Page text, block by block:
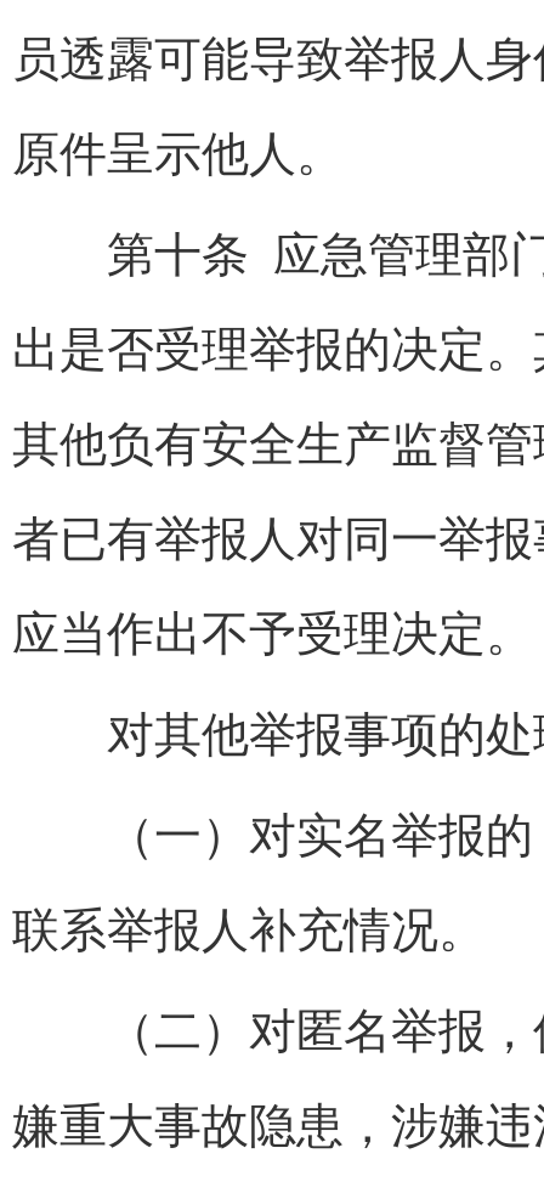
员透露可能导致举报人
原件呈示他人。
第十条 应急管理部门
出是否受理举报的决定
其他负有安全生产监督
者已有举报人对同一举
应当作出不予受理决定。
对其他举报事项的处
（一）对实名举报的
联系举报人补充情况。
（二）对匿名举报，
嫌重大事故隐患，涉嫌